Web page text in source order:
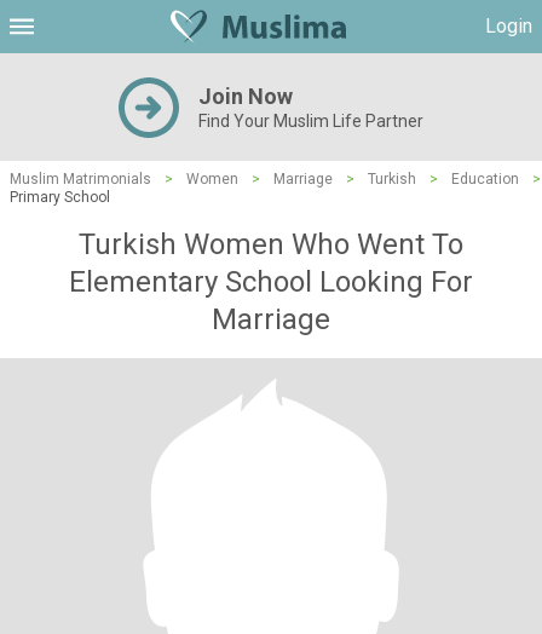
Login
Join Now
Find Your Muslim Life Partner
Muslim Matrimonials > Women > Marriage > Turkish > Education
>
Primary School
Turkish Women Who Went To
Elementary School Looking For
Marriage